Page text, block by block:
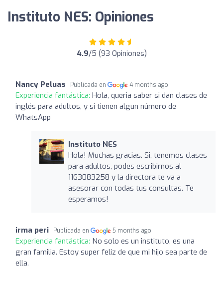
Instituto NES: Opiniones
4.9/5 (93 Opiniones)
Nancy Peluas Publicada en 4 months ago
Experiencia fantástica: Hola, queria saber si dan clases de
inglés para adultos, y si tienen algun número de
WhatsApp
Instituto NES
Hola! Muchas gracias. Si, tenemos clases
para adultos, podes escribirnos al
1163083258 y la directora te va a
asesorar con todas tus consultas. Te
esperamos!
irma peri Publicada en 5 months ago
Experiencia fantástica: No solo es un instituto, es una
gran familia. Estoy super feliz de que mi hijo sea parte de
ella.